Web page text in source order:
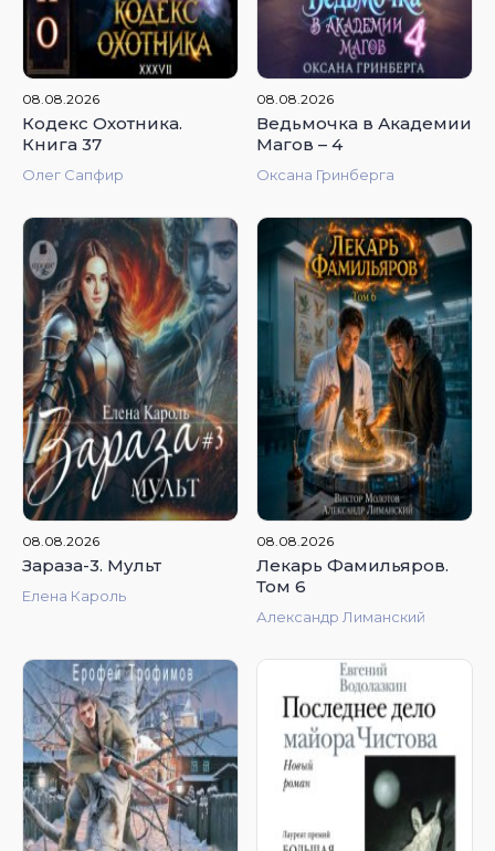
4.89
08.08.2026
Кодекс Охотника.
Книга 37
Олег Сапфир
4.52
08.08.2026
Ведьмочка в Академии
Магов – 4
Оксана Гринберга
4.91
08.08.2026
Зараза-3. Мульт
Елена Кароль
4.88
08.08.2026
Лекарь Фамильяров.
Том 6
Александр Лиманский